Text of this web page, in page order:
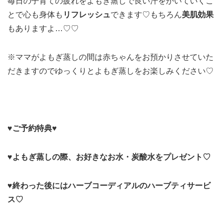
とで心も身体も リフレッシュできます♡もちろん美肌効果
もありますよ…♡♡
※ママがよもぎ蒸しの間は赤ちゃんをお預かりさせていた
だきますのでゆっくりとよもぎ蒸しをお楽しみください♡
♥ご予約特典♥
♥よもぎ蒸しの際、お好きなお水・炭酸水をプレゼント♡
♥終わった後にはハーブコーディアルのハーブティサービ
ス♡